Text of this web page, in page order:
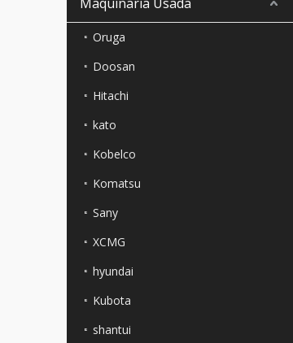
Oruga
Doosan
Hitachi
kato
Kobelco
Komatsu
Sany
XCMG
hyundai
Kubota
shantui